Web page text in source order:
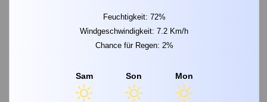
Feuchtigkeit: 72%
Windgeschwindigkeit: 7.2 Km/h
Chance für Regen: 2%
Sam Son Mon